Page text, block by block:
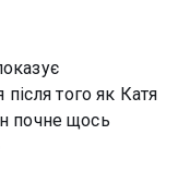
після того як Катя
почне щось